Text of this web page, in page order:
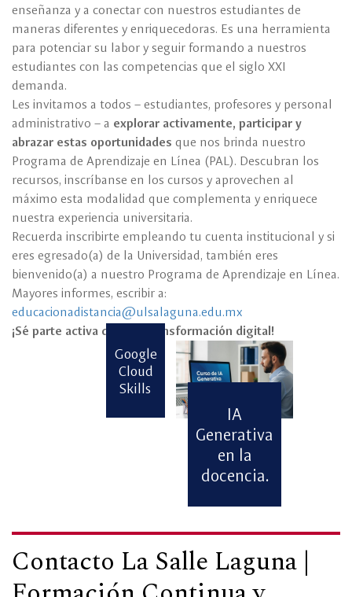
enseñanza y a conectar con nuestros estudiantes de
maneras diferentes y enriquecedoras. Es una herramienta
para potenciar su labor y seguir formando a nuestros
estudiantes con las competencias que el siglo XXI
demanda.
Les invitamos a todos – estudiantes, profesores y personal
administrativo – a explorar activamente, participar y
abrazar estas oportunidades que nos brinda nuestro
Programa de Aprendizaje en Línea (PAL). Descubran los
recursos, inscríbanse en los cursos y aprovechen al
máximo esta modalidad que complementa y enriquece
nuestra experiencia universitaria.
Recuerda inscribirte empleando tu cuenta institucional y si
eres egresado(a) de la Universidad, también eres
bienvenido(a) a nuestro Programa de Aprendizaje en Línea.
Mayores informes, escribir a:
educacionadistancia@ulsalaguna.edu.mx
¡Sé parte activa de esta transformación digital!
Google
Cloud
Skills
IA
Generativa
en la
docencia.